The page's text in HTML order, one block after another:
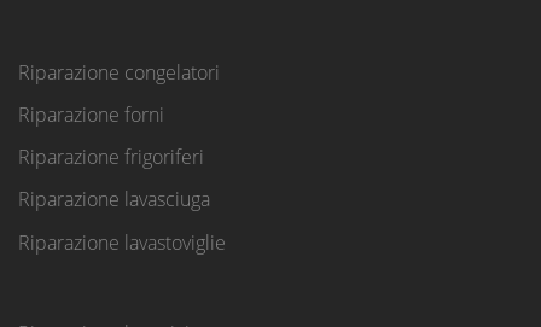
Riparazione congelatori
Riparazione forni
Riparazione frigoriferi
Riparazione lavasciuga
Riparazione lavastoviglie